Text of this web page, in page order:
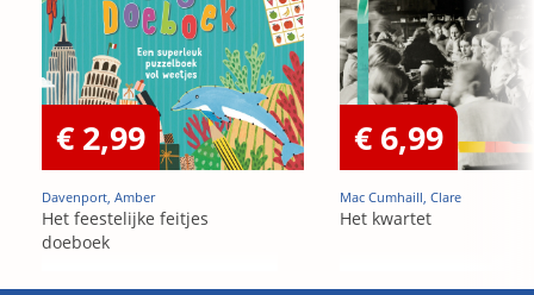
€ 2,99
Davenport, Amber
Het feestelijke feitjes
doeboek
€ 6,99
Mac Cumhaill, Clare
Het kwartet